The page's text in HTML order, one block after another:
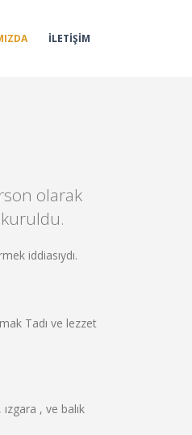
İLETİŞİM
olarak
iddiasıydı.
Tadı ve lezzet
, ve balık